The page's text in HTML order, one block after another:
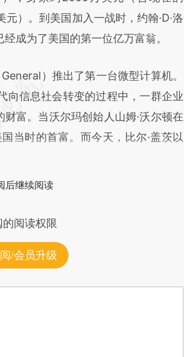
元）。到美国加入一战时，约翰·D·洛
经成为了美国的第一位亿万富翁。
）推出了第一台微型计算机。
向信息社会转变的过程中，一群企业
富。当沃尔玛创始人山姆·沃尔顿在
当时的首富。而今天，比尔·盖茨以
后继续阅读
阅读权限
/会员升级